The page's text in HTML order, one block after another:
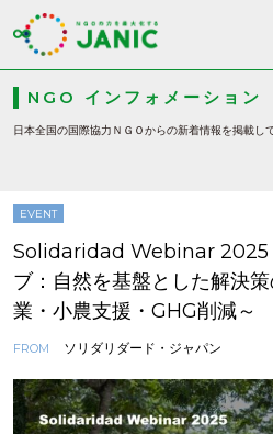
NGO インフォメーション
日本全国の国際協力ＮＧＯからの新着情報を掲載し
EVENT
Solidaridad Webinar 2025
ブ：自然を基盤とした解決
業・小農支援・GHG削減～
FROM ソリダリダード・ジャパン